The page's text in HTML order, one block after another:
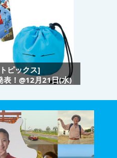
ピックス]
表！@12月21日(水)